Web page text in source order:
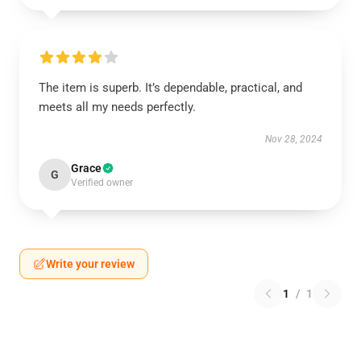
The item is superb. It’s dependable, practical, and
meets all my needs perfectly.
Nov 28, 2024
G Grace
Verified owner
Write your review
1 / 1